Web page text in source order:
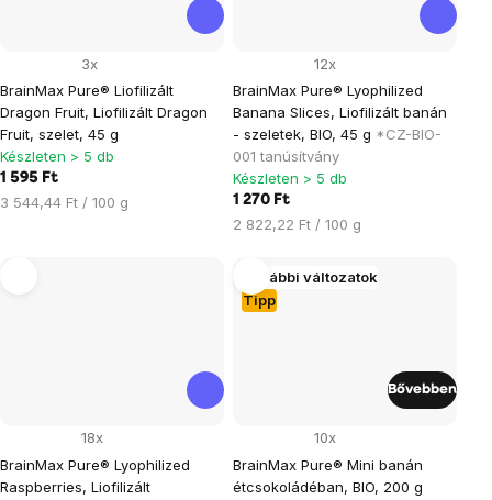
BrainMax Pure® Liofilizált
Dragon Fruit, Liofilizált Dragon
Fruit, szelet, 45 g
3x
Készleten > 5 db
1 595 Ft
Egységár:
3 544,44 Ft / 100 g
BrainMax Pure® Lyophilized
Banana Slices, Liofilizált banán
- szeletek, BIO, 45 g *CZ-BIO-
001 tanúsítvány
12x
Készleten > 5 db
1 270 Ft
Egységár:
2 822,22 Ft / 100 g
BrainMax Pure® Lyophilized
Raspberries, Liofilizált
18x
Tipp
További változatok
BrainMax Pure® Mini banán
étcsokoládéban, BIO, 200 g
10x
Bővebben